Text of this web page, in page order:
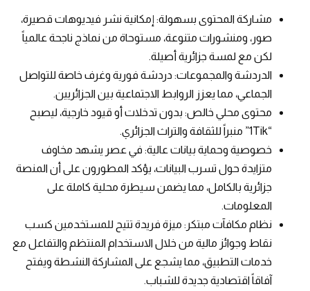
مشاركة المحتوى بسهولة: إمكانية نشر فيديوهات قصيرة،
صور، ومنشورات متنوعة، مستوحاة من نماذج ناجحة عالمياً
لكن مع لمسة جزائرية أصيلة.
الدردشة والمجموعات: دردشة فورية وغرف خاصة للتواصل
الجماعي، مما يعزز الروابط الاجتماعية بين الجزائريين.
محتوى محلي خالص: بدون تدخلات أو قيود خارجية، ليصبح
“1Tik” منبراً للثقافة والتراث الجزائري.
خصوصية وحماية بيانات عالية: في عصر يشهد مخاوف
متزايدة حول تسرب البيانات، يؤكد المطورون على أن المنصة
جزائرية بالكامل، مما يضمن سيطرة محلية كاملة على
المعلومات.
نظام مكافآت مبتكر: ميزة فريدة تتيح للمستخدمين كسب
نقاط وجوائز مالية من خلال الاستخدام المنتظم والتفاعل مع
خدمات التطبيق، مما يشجع على المشاركة النشطة ويفتح
آفاقاً اقتصادية جديدة للشباب.